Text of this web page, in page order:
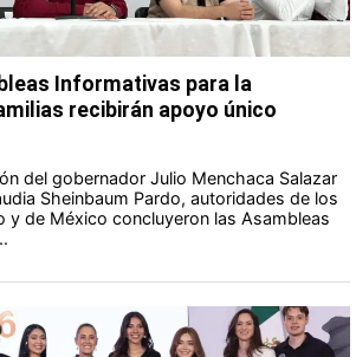
Informativas para la
recibirán apoyo único
del gobernador Julio Menchaca Salazar
Sheinbaum Pardo, autoridades de los
y de México concluyeron las Asambleas